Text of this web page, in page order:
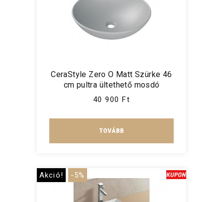
CeraStyle Zero O Matt Szürke 46
cm pultra ültethető mosdó
40 900 Ft
TOVÁBB
Akció! -5%